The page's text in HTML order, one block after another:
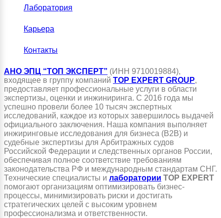
Лаборатория
Карьера
Контакты
АНО ЭПЦ “ТОП ЭКСПЕРТ” (ИНН 9710019884),
входящее в группу компаний TOP EXPERT GROUP,
предоставляет профессиональные услуги в области
экспертизы, оценки и инжиниринга. С 2016 года мы
успешно провели более 10 тысяч экспертных
исследований, каждое из которых завершилось выдачей
официального заключения. Наша компания выполняет
инжиринговые исследования для бизнеса (B2B) и
судебные экспертизы для Арбитражных судов
Российской Федерации и следственных органов России,
обеспечивая полное соответствие требованиям
законодательства РФ и международным стандартам СНГ.
Технические специалисты и лаборатории TOP EXPERT
помогают организациям оптимизировать бизнес-
процессы, минимизировать риски и достигать
стратегических целей с высоким уровнем
профессионализма и ответственности.